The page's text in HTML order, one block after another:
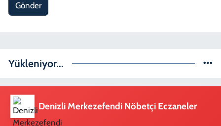
Gönder
Yükleniyor...
Denizli Merkezefendi Nöbetçi Eczaneler